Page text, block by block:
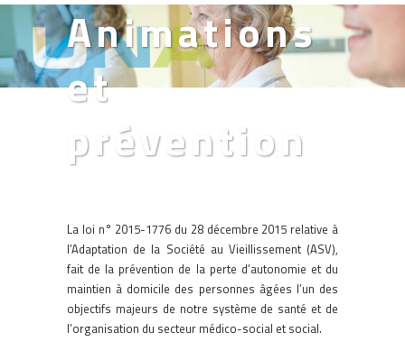
Animations
et
prévention
La loi n° 2015-1776 du 28 décembre 2015 relative à
l’Adaptation de la Société au Vieillissement (ASV),
fait de la prévention de la perte d’autonomie et du
maintien à domicile des personnes âgées l’un des
objectifs majeurs de notre système de santé et de
l’organisation du secteur médico-social et social.